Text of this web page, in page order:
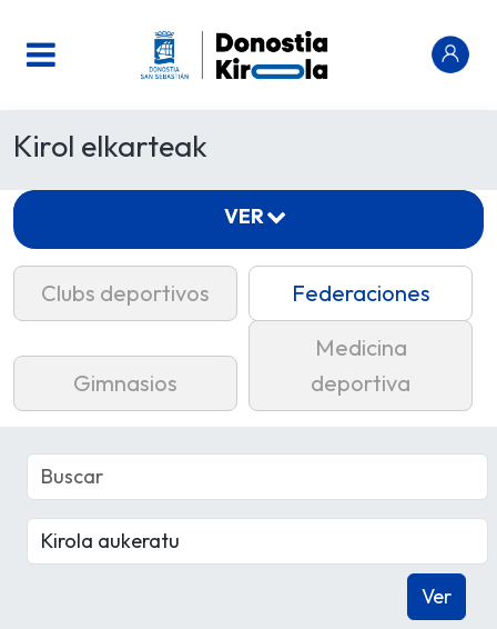
Kirol elkarteak
Clubs deportivos Federaciones
Gimnasios
Medicina
deportiva
VER